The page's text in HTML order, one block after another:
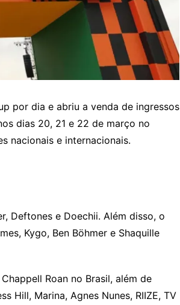
por dia e abriu a venda de ingressos
dias 20, 21 e 22 de março no
nacionais e internacionais.
Deftones e Doechii. Além disso, o
Kygo, Ben Böhmer e Shaquille
Roan no Brasil, além de
Hill, Marina, Agnes Nunes, RIIZE, TV